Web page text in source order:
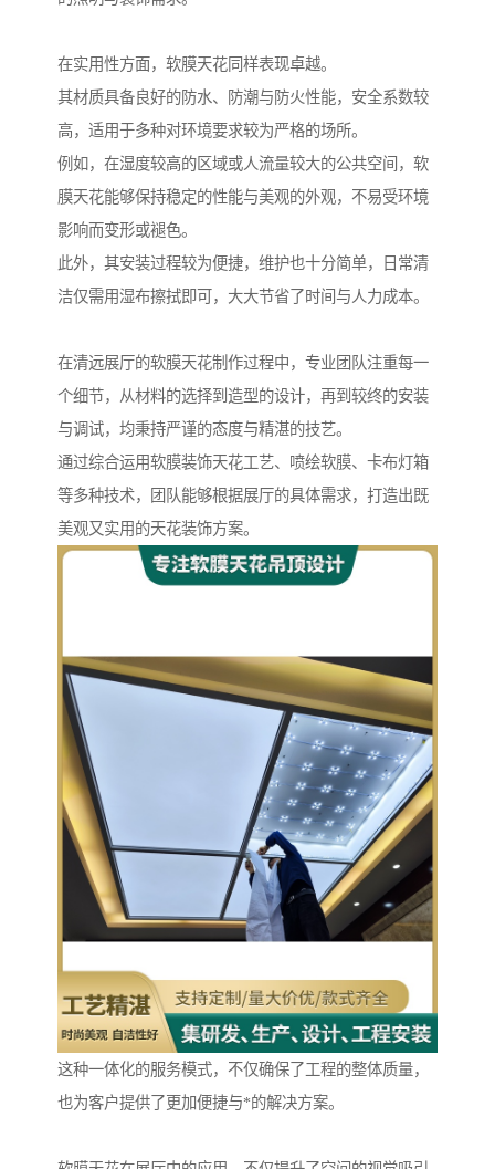
在实用性方面，软膜天花同样表现卓越。
其材质具备良好的防水、防潮与防火性能，安全系数较
高，适用于多种对环境要求较为严格的场所。
例如，在湿度较高的区域或人流量较大的公共空间，软
膜天花能够保持稳定的性能与美观的外观，不易受环境
影响而变形或褪色。
此外，其安装过程较为便捷，维护也十分简单，日常清
洁仅需用湿布擦拭即可，大大节省了时间与人力成本。
在清远展厅的软膜天花制作过程中，专业团队注重每一
个细节，从材料的选择到造型的设计，再到较终的安装
与调试，均秉持严谨的态度与精湛的技艺。
通过综合运用软膜装饰天花工艺、喷绘软膜、卡布灯箱
等多种技术，团队能够根据展厅的具体需求，打造出既
美观又实用的天花装饰方案。
这种一体化的服务模式，不仅确保了工程的整体质量，
也为客户提供了更加便捷与*的解决方案。